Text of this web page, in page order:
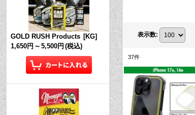
GOLD RUSH Products [KG]
1,650円 ～ 5,500円 (税込)
表示数:
37件